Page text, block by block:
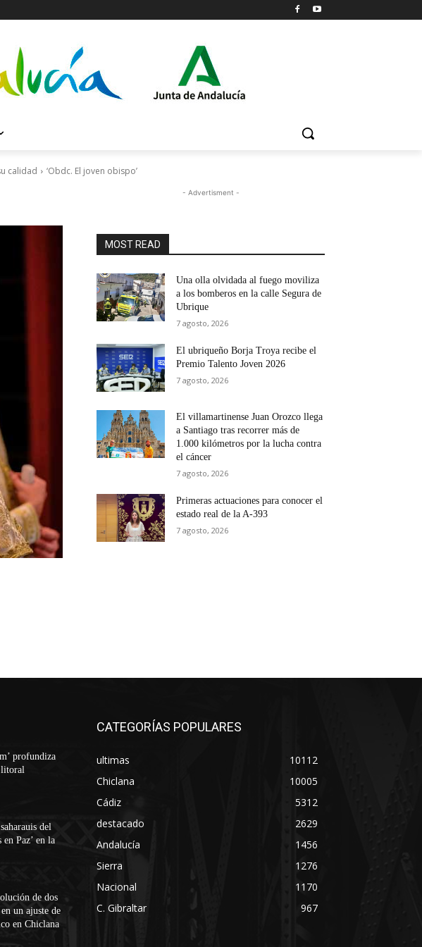
calidad ‘Obdc. El joven obispo’
- Advertisment -
MOST READ
Una olla olvidada al fuego moviliza
a los bomberos en la calle Segura de
Ubrique
7 agosto, 2026
El ubriqueño Borja Troya recibe el
Premio Talento Joven 2026
7 agosto, 2026
El villamartinense Juan Orozco llega
a Santiago tras recorrer más de
1.000 kilómetros por la lucha contra
el cáncer
7 agosto, 2026
Primeras actuaciones para conocer el
estado real de la A-393
7 agosto, 2026
profundiza
del
en Paz’ en la
de dos
en un ajuste de
en Chiclana
CATEGORÍAS POPULARES
ultimas
10112
Chiclana
10005
Cádiz
5312
destacado
2629
Andalucía
1456
Sierra
1276
Nacional
1170
C. Gibraltar
967